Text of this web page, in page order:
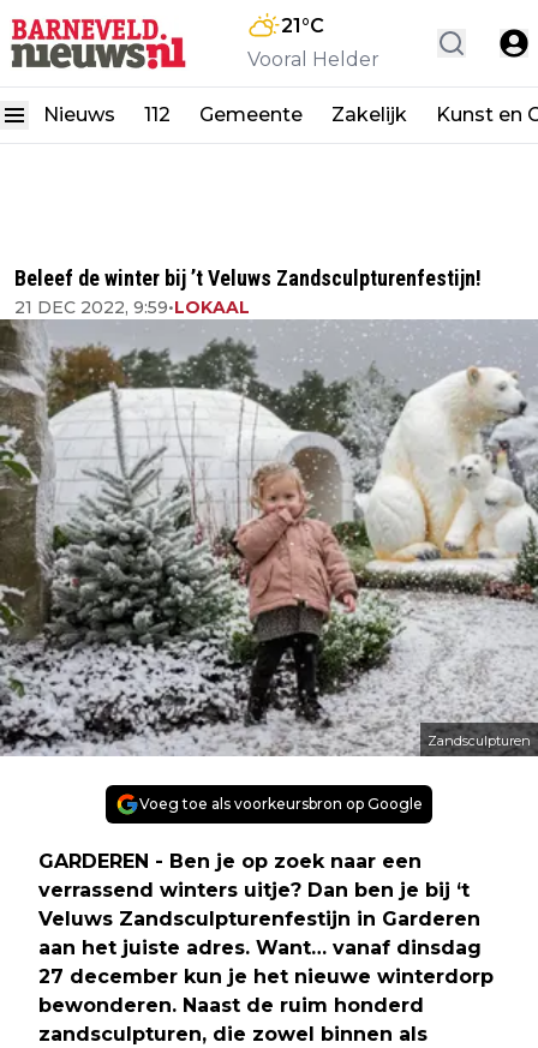
21°C
Vooral Helder
Nieuws 112 Gemeente Zakelijk Kunst en
Beleef de winter bij ’t Veluws Zandsculpturenfestijn!
21 DEC 2022, 9:59•LOKAAL
Zandsculpturen
Voeg toe als voorkeursbron op Google
GARDEREN - Ben je op zoek naar een
verrassend winters uitje? Dan ben je bij ‘t
Veluws Zandsculpturenfestijn in Garderen
aan het juiste adres. Want… vanaf dinsdag
27 december kun je het nieuwe winterdorp
bewonderen. Naast de ruim honderd
zandsculpturen, die zowel binnen als